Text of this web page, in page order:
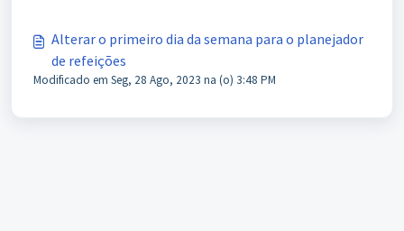
Alterar o primeiro dia da semana para o planejador
de refeições
Modificado em Seg, 28 Ago, 2023 na (o) 3:48 PM